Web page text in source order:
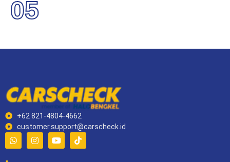
05
+62 821-4804-4662
customer.support@carscheck.id